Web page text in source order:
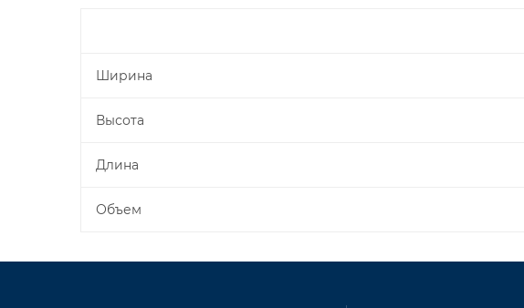
Ширина
Высота
Длина
Объем